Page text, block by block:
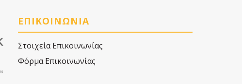
ΕΠΙΚΟΙΝΩΝΙΑ
Στοιχεία Επικοινωνίας
Φόρμα Επικοινωνίας